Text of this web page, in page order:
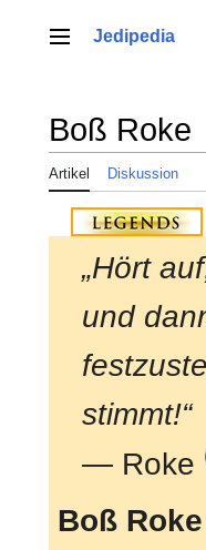
springenHauptmenü
Jedipedia
Boß Roke
Artikel Diskussion
„Hört
und
stimmt!“
— Roke
Boß Roke